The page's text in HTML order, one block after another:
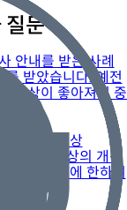
질문
안내를 받은 사례
받았습니다. 예전
, 증상이 좋아져서 중
치료비 보상
렷한 증상의 개선
있는 경우에 한하여